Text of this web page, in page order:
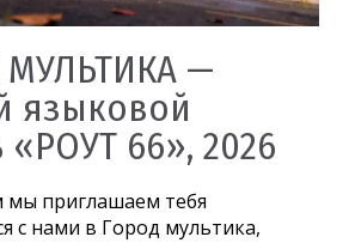
МУЛЬТИКА —
языковой
«РОУТ 66», 2026
мы приглашаем тебя
с нами в Город мультика,